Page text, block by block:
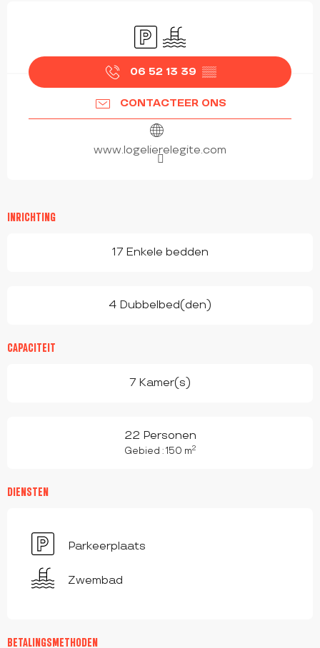
Parkeerplaats
Zwembad
06 52 13 39 ▒▒
CONTACTEER ONS
www.logelierelegite.com
INRICHTING
17 Enkele bedden
4 Dubbelbed(den)
CAPACITEIT
7 Kamer(s)
22 Personen
Gebied : 150 m2
DIENSTEN
Parkeerplaats
Zwembad
BETALINGSMETHODEN